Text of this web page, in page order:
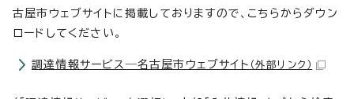
古屋市ウェブサイトに掲載しておりますので、こちらからダウン
ロードしてください。
調達情報サービス―名古屋市ウェブサイト （外部リンク）